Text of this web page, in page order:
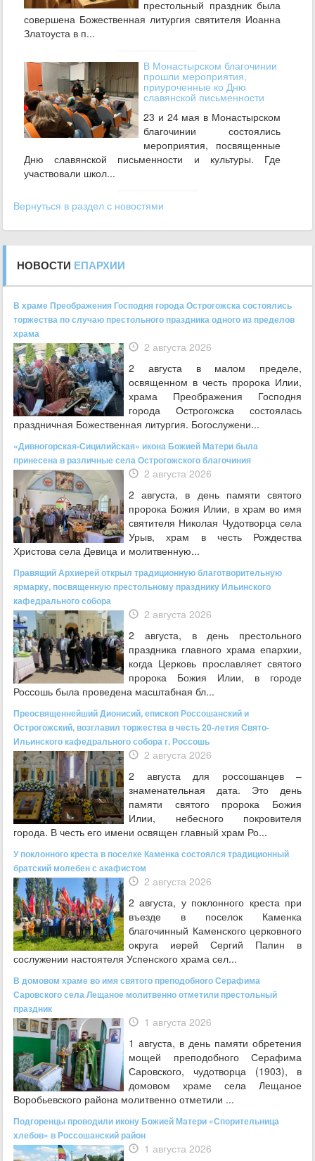
престольный праздник была
совершена Божественная литургия святителя Иоанна
Златоуста в п...
В Монастырском благочинии
прошли мероприятия,
приуроченные ко Дню
славянской письменности
23 и 24 мая в Монастырском
благочинии состоялись
мероприятия, посвященные
Дню славянской письменности и культуры. Где
участвовали школ...
Вернуться в раздел с новостями
НОВОСТИ ЕПАРХИИ
В храме Преображения Господня города Острогожска состоялись
торжества по случаю престольного праздника одного из пределов
храма
2 августа 2026
2 августа в малом пределе,
освященном в честь пророка Илии,
храма Преображения Господня
города Острогожска состоялась
праздничная Божественная литургия. Богослужени...
«Дивногорская-Сицилийская» икона Божией Матери была
принесена в различные села Острогожского благочиния
2 августа 2026
2 августа, в день памяти святого
пророка Божия Илии, в храм во имя
святителя Николая Чудотворца села
Урыв, храм в честь Рождества
Христова села Девица и молитвенную...
Правящий Архиерей открыл традиционную благотворительную
ярмарку, посвященную престольному празднику Ильинского
кафедрального собора
2 августа 2026
2 августа, в день престольного
праздника главного храма епархии,
когда Церковь прославляет святого
пророка Божия Илии, в городе
Россошь была проведена масштабная бл...
Преосвященнейший Дионисий, епископ Россошанский и
Острогожский, возглавил торжества в честь 20-летия Свято-
Ильинского кафедрального собора г. Россошь
2 августа 2026
2 августа для россошанцев –
знаменательная дата. Это день
памяти святого пророка Божия
Илии, небесного покровителя
города. В честь его имени освящен главный храм Ро...
У поклонного креста в поселке Каменка состоялся традиционный
братский молебен с акафистом
2 августа 2026
2 августа, у поклонного креста при
въезде в поселок Каменка
благочинный Каменского церковного
округа иерей Сергий Папин в
сослужении настоятеля Успенского храма сел...
В домовом храме во имя святого преподобного Серафима
Саровского села Лещаное молитвенно отметили престольный
праздник
1 августа 2026
1 августа, в день памяти обретения
мощей преподобного Серафима
Саровского, чудотворца (1903), в
домовом храме села Лещаное
Воробьевского района молитвенно отметили ...
Подгоренцы проводили икону Божией Матери «Спорительница
хлебов» в Россошанский район
1 августа 2026